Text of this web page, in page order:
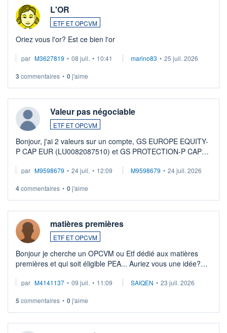
L'OR
ETF ET OPCVM
Oriez vous l'or? Est ce bien l'or
par M3627819 • 08 juil. • 10:41 marino83 • 25 juil. 2026
3 commentaires • 0j'aime
Valeur pas négociable
ETF ET OPCVM
Bonjour, j'ai 2 valeurs sur un compte, GS EUROPE EQUITY-
P CAP EUR (LU0082087510) et GS PROTECTION-P CAP
veux procéder à la vente, on me signale ...
par M9598679 • 24 juil. • 12:09 M9598679 • 24 juil. 2026
4commentaires • 0j'aime
matières premières
ETF ET OPCVM
Bonjour je cherche un OPCVM ou Etf dédié aux matières
premières et qui soit éligible PEA... Auriez vous une idée?
par M4141137 • 09 juil. • 11:09 SAIQEN • 23 juil. 2026
5 commentaires • 0j'aime